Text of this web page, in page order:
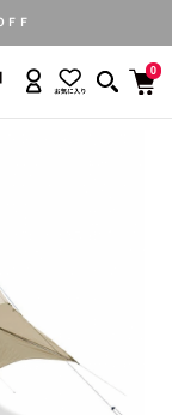
ＦＦ
0